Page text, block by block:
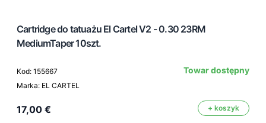
Cartridge do tatuażu El Cartel V2 - 0.30 23RM
MediumTaper 10szt.
Kod: 155667
Marka: EL CARTEL
Towar dostępny
17,00 € + koszyk